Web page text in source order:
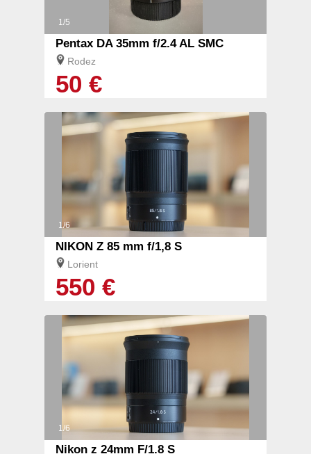
1/5
Pentax DA 35mm f/2.4 AL SMC
Rodez
50 €
1/6
NIKON Z 85 mm f/1,8 S
Lorient
550 €
1/6
Nikon z 24mm F/1.8 S